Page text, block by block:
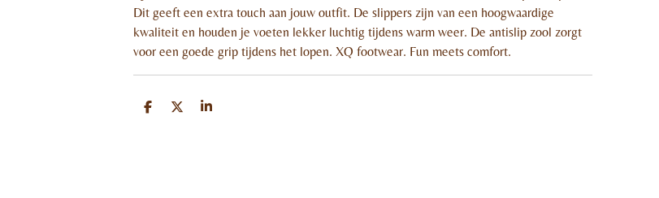
Dit geeft een extra touch aan jouw outfit. De slippers zijn van een hoogwaardige
kwaliteit en houden je voeten lekker luchtig tijdens warm weer. De antislip zool zorgt
voor een goede grip tijdens het lopen. XQ footwear. Fun meets comfort.
D
D
S